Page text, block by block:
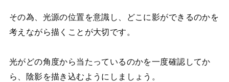
その為、光源の位置を意識し、どこに影ができるのかを
考えながら描くことが大切です。
光がどの角度から当たっているのかを一度確認してか
ら、陰影を描き込むようにしましょう。